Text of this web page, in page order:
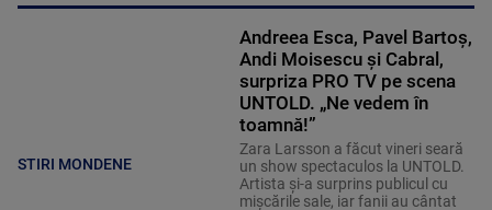
STIRI MONDENE
Andreea Esca, Pavel Bartoș,
Andi Moisescu și Cabral,
surpriza PRO TV pe scena
UNTOLD. „Ne vedem în
toamnă!”
Zara Larsson a făcut vineri seară
un show spectaculos la UNTOLD.
Artista și-a surprins publicul cu
mișcările sale, iar fanii au cântat